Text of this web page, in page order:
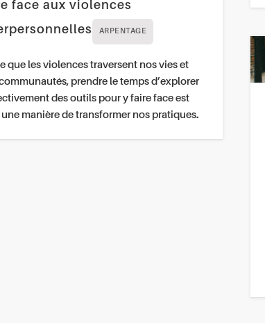
face aux violences
ARPENTAGE
que les violences traversent nos vies et
prendre le temps d’explorer
des outils pour y faire face est
manière de transformer nos pratiques.